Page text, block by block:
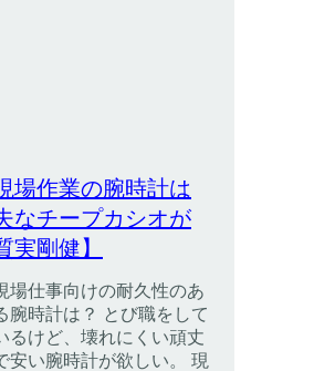
場作業の腕時計は
なチープカシオが
実剛健】
場仕事向けの耐久性のあ
腕時計は？ とび職をして
るけど、壊れにくい頑丈
安い腕時計が欲しい。 現